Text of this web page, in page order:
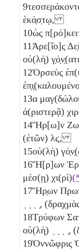
9
ἑκά̣σ̣τῳ,
10ὡς
11Ἀρε[ῖο]ς
οὐ(λὴ)
12Ὀρσεὺς
13α
ἀ(ριστερᾷ) χιρ
14Ἥρ[ω]ν
(ἐτῶν) λϛ,
15οὐ(λὴ)
16Ἥ[ρ]ων
μέσ(ῃ) χι(ρὶ)
17Ἥρ̣ων
̣,
18Τρύφων
οὐ(λὴ) ̣ ̣ ̣ ̣,
19Ὀννῶφρις